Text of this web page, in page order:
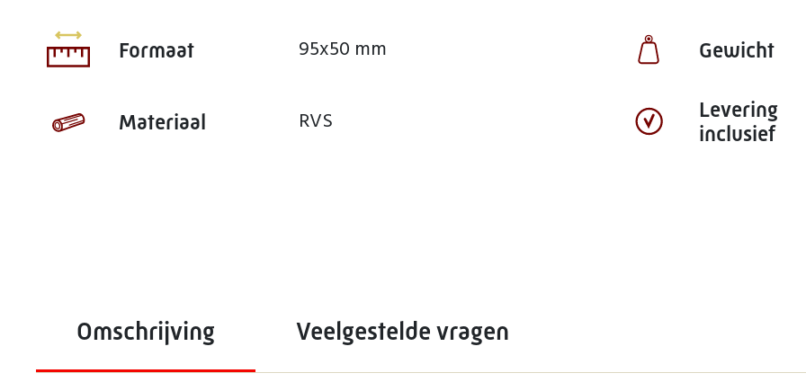
Formaat 95x50 mm Gewicht
Materiaal RVS
Levering
inclusief
Omschrijving Veelgestelde vragen